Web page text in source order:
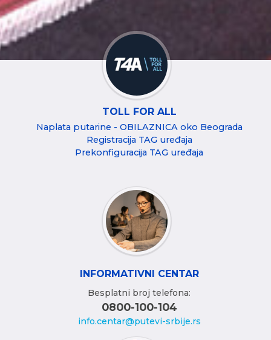
TOLL FOR ALL
Naplata putarine - OBILAZNICA oko Beograda
Registracija TAG uređaja
Prekonfiguracija TAG uređaja
INFORMATIVNI CENTAR
Besplatni broj telefona:
0800-100-104
info.centar@putevi-srbije.rs